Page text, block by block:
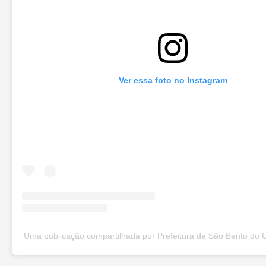
Ver essa foto no Instagram
Uma publicação compartilhada por Prefeitura de São Bento do
#notíciassbu